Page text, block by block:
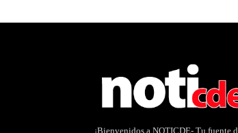
¡Bienvenidos a NOTICDE- Tu fuente